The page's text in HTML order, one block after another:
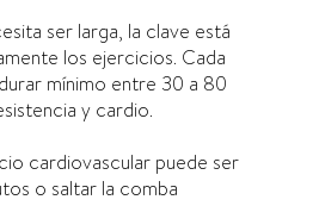
ser larga, la clave está
los ejercicios. Cada
mínimo entre 30 a 80
y cardio.
cardiovascular puede ser
o saltar la comba